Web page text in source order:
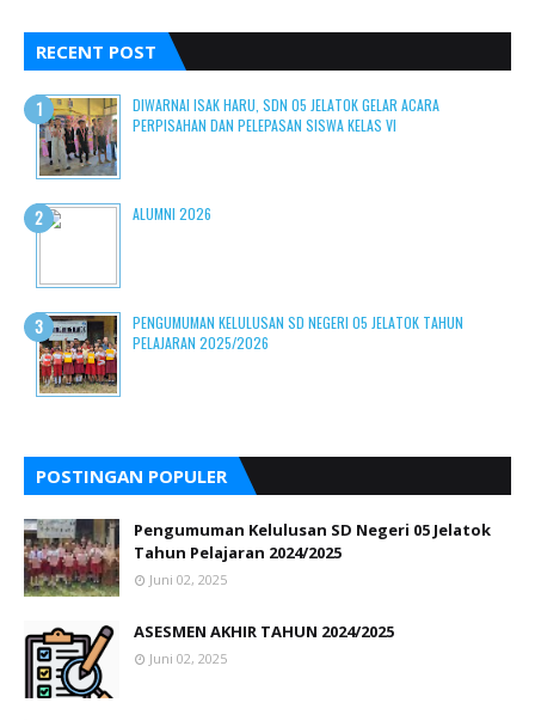
RECENT POST
DIWARNAI ISAK HARU, SDN 05 JELATOK GELAR ACARA
PERPISAHAN DAN PELEPASAN SISWA KELAS VI
ALUMNI 2026
PENGUMUMAN KELULUSAN SD NEGERI 05 JELATOK TAHUN
PELAJARAN 2025/2026
POSTINGAN POPULER
Pengumuman Kelulusan SD Negeri 05 Jelatok
Tahun Pelajaran 2024/2025
Juni 02, 2025
ASESMEN AKHIR TAHUN 2024/2025
Juni 02, 2025